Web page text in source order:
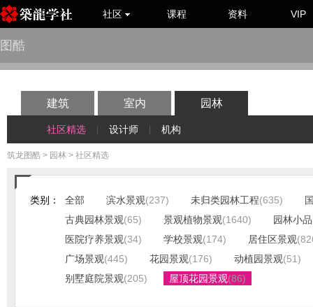
社区 课程 资料 VIP
图酷
建筑 室内 园林
社区精选 设计师 机构
筑龙图酷 > 园林 > 社区精选
类别： 全部 滨水景观(237) 未归类园林工程(635)
古典园林景观(65) 景观植物景观(1640) 园林小品
医院疗养景观(34) 学校景观(174) 居住区景观
广场景观(445) 花园景观(176) 动植园景观(51)
别墅庭院景观(205) 屋顶花园景观(86)